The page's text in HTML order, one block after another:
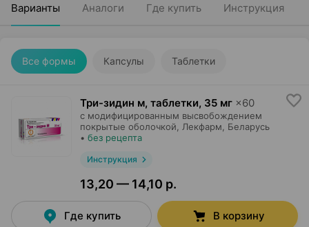
Варианты Аналоги Где купить Инструкция
Все формы Капсулы Таблетки
Три-зидин м, таблетки, 35 мг ×60
с модифицированным высвобождением
покрытые оболочкой,
Лекфарм , Беларусь
• без рецепта
Инструкция
13,20 — 14,10 р.
Где купить В корзину